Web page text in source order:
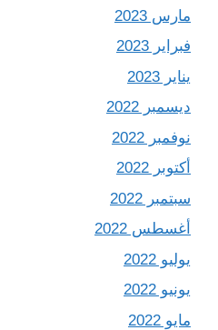
مارس 2023
فبراير 2023
يناير 2023
ديسمبر 2022
نوفمبر 2022
أكتوبر 2022
سبتمبر 2022
أغسطس 2022
يوليو 2022
يونيو 2022
مايو 2022